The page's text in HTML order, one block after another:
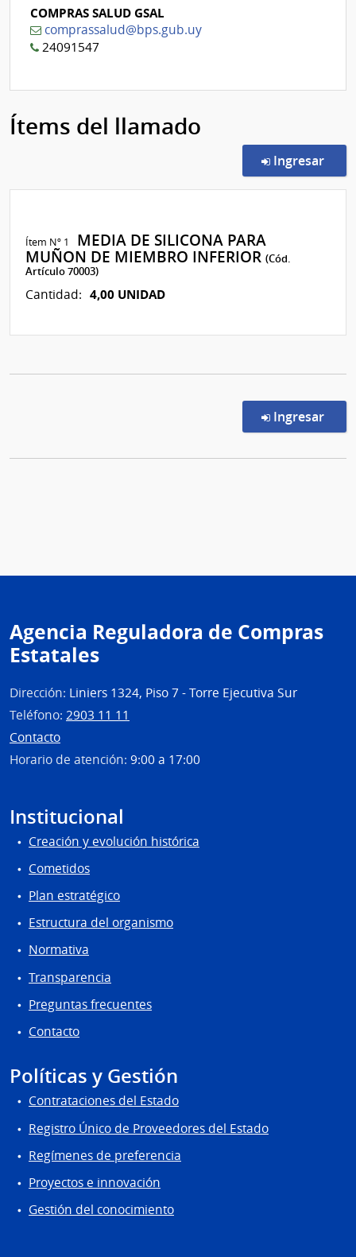
COMPRAS SALUD GSAL
comprassalud@bps.gub.uy
24091547
Ítems del llamado
Ingresar
Ítem Nº 1
MEDIA DE SILICONA PARA
MUÑON DE MIEMBRO INFERIOR(Cód.
Artículo 70003)
Cantidad: 4,00 UNIDAD
Ingresar
Agencia Reguladora de Compras
Estatales
Dirección: Liniers 1324, Piso 7 - Torre Ejecutiva Sur
Teléfono: 2903 11 11
Contacto
Horario de atención: 9:00 a 17:00
Institucional
Creación y evolución histórica
Cometidos
Plan estratégico
Estructura del organismo
Normativa
Transparencia
Preguntas frecuentes
Contacto
Políticas y Gestión
Contrataciones del Estado
Registro Único de Proveedores del Estado
Regímenes de preferencia
Proyectos e innovación
Gestión del conocimiento